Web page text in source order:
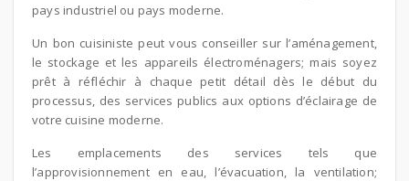
pays industriel ou pays moderne.
Un bon cuisiniste peut vous conseiller sur l’aménagement,
le stockage et les appareils électroménagers; mais soyez
prêt à réfléchir à chaque petit détail dès le début du
processus, des services publics aux options d’éclairage de
votre cuisine moderne.
Les emplacements des services tels que
l’approvisionnement en eau, l’évacuation, la ventilation;